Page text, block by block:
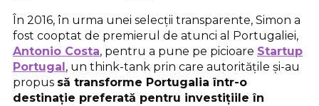
În 2016, în urma unei selecții transparente, Simon a
fost cooptat de premierul de atunci al Portugaliei,
Antonio Costa, pentru a pune pe picioare Startup
Portugal , un think-tank prin care autoritățile și-au
propus să transforme Portugalia într-o
destinație preferată pentru investițiile în